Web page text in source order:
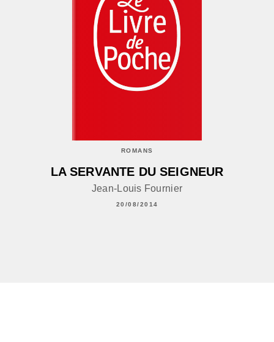
ROMANS
LA SERVANTE DU SEIGNEUR
Jean-Louis Fournier
20/08/2014